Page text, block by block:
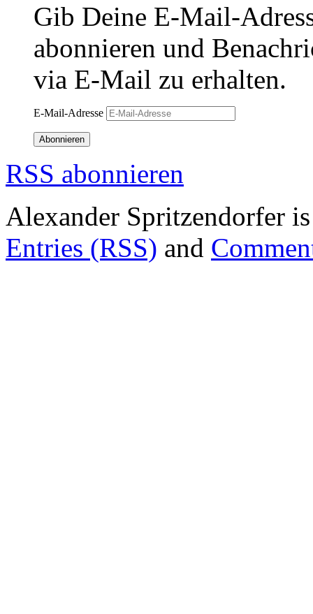
Gib Deine E-Mail-
abonnieren und
via E-Mail zu erhalten.
E-Mail-Adresse
Abonnieren
RSS abonnieren
Alexander Spritzendorfer
Entries (RSS) and